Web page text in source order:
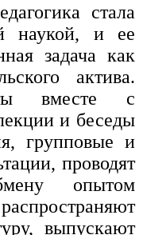
стала
наукой, и ее
задача как
актива.
вместе с
и беседы
групповые и
проводят
опытом
выпускают